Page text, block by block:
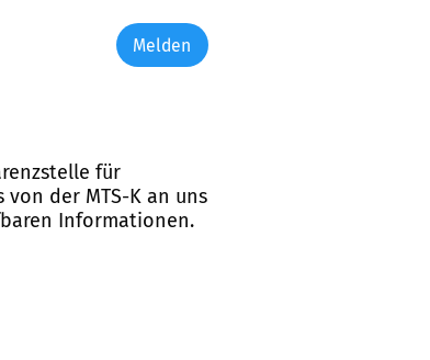
Melden
für
von der MTS-K an uns
Informationen.